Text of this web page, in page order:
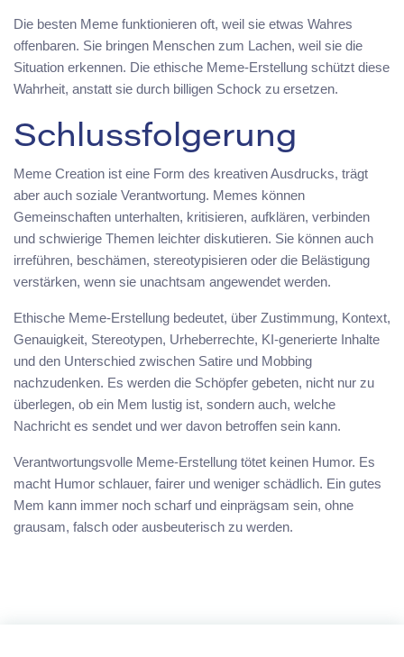
Die besten Meme funktionieren oft, weil sie etwas Wahres
offenbaren. Sie bringen Menschen zum Lachen, weil sie die
Situation erkennen. Die ethische Meme-Erstellung schützt diese
Wahrheit, anstatt sie durch billigen Schock zu ersetzen.
Schlussfolgerung
Meme Creation ist eine Form des kreativen Ausdrucks, trägt
aber auch soziale Verantwortung. Memes können
Gemeinschaften unterhalten, kritisieren, aufklären, verbinden
und schwierige Themen leichter diskutieren. Sie können auch
irreführen, beschämen, stereotypisieren oder die Belästigung
verstärken, wenn sie unachtsam angewendet werden.
Ethische Meme-Erstellung bedeutet, über Zustimmung, Kontext,
Genauigkeit, Stereotypen, Urheberrechte, KI-generierte Inhalte
und den Unterschied zwischen Satire und Mobbing
nachzudenken. Es werden die Schöpfer gebeten, nicht nur zu
überlegen, ob ein Mem lustig ist, sondern auch, welche
Nachricht es sendet und wer davon betroffen sein kann.
Verantwortungsvolle Meme-Erstellung tötet keinen Humor. Es
macht Humor schlauer, fairer und weniger schädlich. Ein gutes
Mem kann immer noch scharf und einprägsam sein, ohne
grausam, falsch oder ausbeuterisch zu werden.